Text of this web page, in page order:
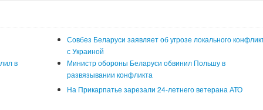
Совбез Беларуси заявляет об угрозе локального
с Украиной
в
Министр обороны Беларуси обвинил Польшу в
развязывании конфликта
На Прикарпатье зарезали 24-летнего ветерана АТО